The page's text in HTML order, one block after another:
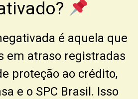
é aquela que
em atraso registradas
proteção ao crédito,
e o SPC Brasil. Isso